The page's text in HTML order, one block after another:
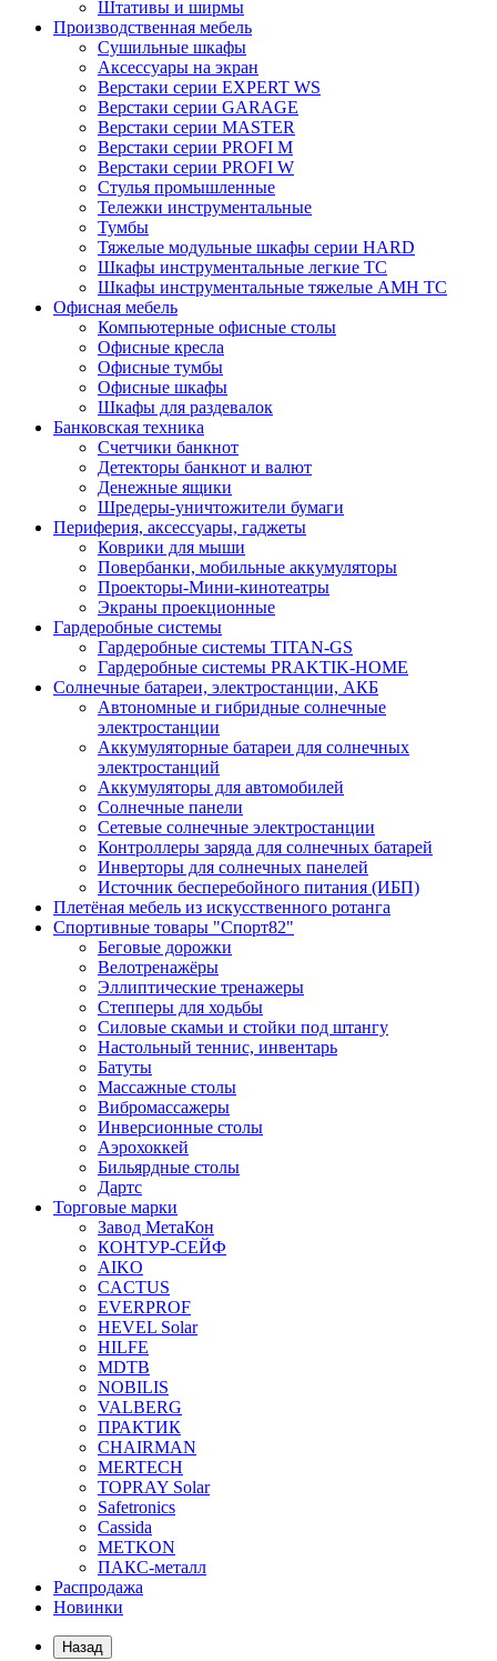
Штативы и ширмы
Производственная мебель
Cушильные шкафы
Аксессуары на экран
Верстаки серии EXPERT WS
Верстаки серии GARAGE
Верстаки серии MASTER
Верстаки серии PROFI M
Верстаки серии PROFI W
Стулья промышленные
Тележки инструментальные
Тумбы
Тяжелые модульные шкафы серии HARD
Шкафы инструментальные легкие ТС
Шкафы инструментальные тяжелые AMH TC
Офисная мебель
Компьютерные офисные столы
Офисные кресла
Офисные тумбы
Офисные шкафы
Шкафы для раздевалок
Банковская техника
Счетчики банкнот
Детекторы банкнот и валют
Денежные ящики
Шредеры-уничтожители бумаги
Периферия, аксессуары, гаджеты
Коврики для мыши
Повербанки, мобильные аккумуляторы
Проекторы-Мини-кинотеатры
Экраны проекционные
Гардеробные системы
Гардеробные системы TITAN-GS
Гардеробные системы PRAKTIK-HOME
Солнечные батареи, электростанции, АКБ
Автономные и гибридные солнечные
электростанции
Аккумуляторные батареи для солнечных
электростанций
Аккумуляторы для автомобилей
Солнечные панели
Сетевые солнечные электростанции
Контроллеры заряда для солнечных батарей
Инверторы для солнечных панелей
Источник бесперебойного питания (ИБП)
Плетёная мебель из искусственного ротанга
Спортивные товары "Спорт82"
Беговые дорожки
Велотренажёры
Эллиптические тренажеры
Степперы для ходьбы
Силовые скамьи и стойки под штангу
Настольный теннис, инвентарь
Батуты
Массажные столы
Вибромассажеры
Инверсионные столы
Аэрохоккей
Бильярдные столы
Дартс
Торговые марки
Завод МетаКон
КОНТУР-СЕЙФ
AIKO
CACTUS
EVERPROF
HEVEL Solar
HILFE
MDTB
NOBILIS
VALBERG
ПРАКТИК
CHAIRMAN
MERTECH
TOPRAY Solar
Safetronics
Cassida
METKON
ПАКС-металл
Распродажа
Новинки
Назад